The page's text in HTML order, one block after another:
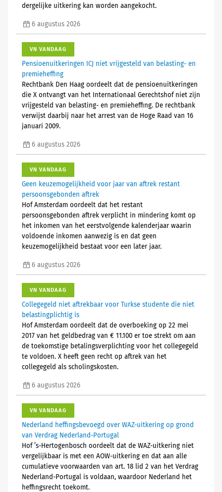
dergelijke uitkering kan worden aangekocht.
6 augustus 2026
VN VANDAAG
Pensioenuitkeringen ICJ niet vrijgesteld van belasting- en
premieheffing
Rechtbank Den Haag oordeelt dat de pensioenuitkeringen
die X ontvangt van het Internationaal Gerechtshof niet zijn
vrijgesteld van belasting- en premieheffing. De rechtbank
verwijst daarbij naar het arrest van de Hoge Raad van 16
januari 2009.
6 augustus 2026
VN VANDAAG
Geen keuzemogelijkheid voor jaar van aftrek restant
persoonsgebonden aftrek
Hof Amsterdam oordeelt dat het restant
persoonsgebonden aftrek verplicht in mindering komt op
het inkomen van het eerstvolgende kalenderjaar waarin
voldoende inkomen aanwezig is en dat geen
keuzemogelijkheid bestaat voor een later jaar.
6 augustus 2026
VN VANDAAG
Collegegeld niet aftrekbaar voor Turkse studente die niet
belastingplichtig is
Hof Amsterdam oordeelt dat de overboeking op 22 mei
2017 van het geldbedrag van € 11.100 er toe strekt om aan
de toekomstige betalingsverplichting voor het collegegeld
te voldoen. X heeft geen recht op aftrek van het
collegegeld als scholingskosten.
6 augustus 2026
VN VANDAAG
Nederland heffingsbevoegd over WAZ-uitkering op grond
van Verdrag Nederland-Portugal
Hof ’s-Hertogenbosch oordeelt dat de WAZ-uitkering niet
vergelijkbaar is met een AOW-uitkering en dat aan alle
cumulatieve voorwaarden van art. 18 lid 2 van het Verdrag
Nederland-Portugal is voldaan, waardoor Nederland het
heffingsrecht toekomt.